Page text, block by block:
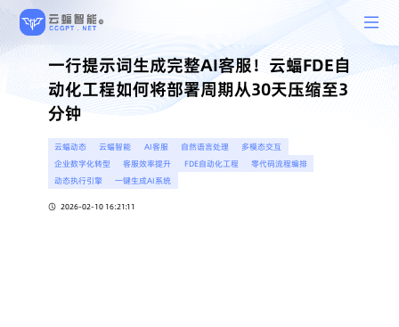
一行提示词生成完整AI客服！云蝠FDE自
动化工程如何将部署周期从30天压缩至3
分钟
云蝠动态 云蝠智能 AI客服 自然语言处理
多模态交互
企业数字化转型
客服效率提升 FDE自动化工程
零代码流程编排
动态执行引擎
一键生成AI系统
2026-02-10 16:21:11